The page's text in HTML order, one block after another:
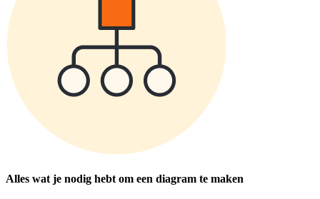
Alles wat je nodig hebt om een diagram te maken